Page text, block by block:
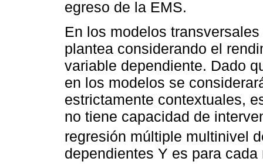
egreso de la EMS.
En los modelos
plantea considerando el
variable dependiente. Dado
en los modelos se
estrictamente contextuales,
no tiene capacidad de
regresión múltiple multinivel
dependientes Y es para cada